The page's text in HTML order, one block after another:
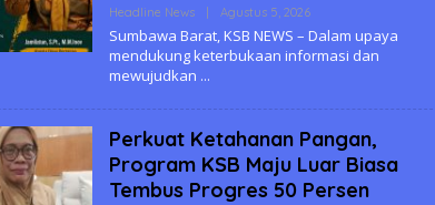
Headline News Agustus 5, 2026O
L
E
H
B
Sumbawa Barat, KSB NEWS – Dalam upaya
mendukung keterbukaan informasi dan
mewujudkan
Perkuat Ketahanan Pangan,
Program KSB Maju Luar Biasa
Tembus Progres 50 Persen